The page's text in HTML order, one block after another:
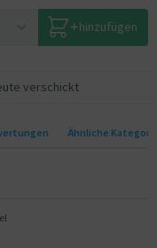
hinzufügen
verschickt
Ähnliche